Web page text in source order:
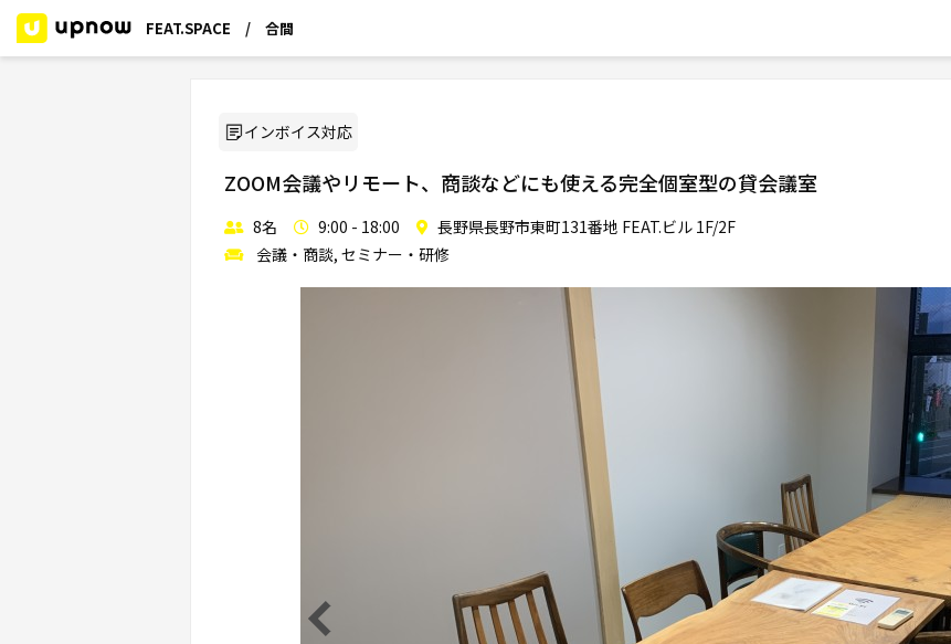
FEAT.SPACE / 合間
インボイス対応
ZOOM会議やリモート、商談などにも使える完全個室型の貸会議室
8名 9:00 - 18:00
長野県長野市東町131番地 FEAT.ビル 1F/2F
会議・商談, セミナー・研修